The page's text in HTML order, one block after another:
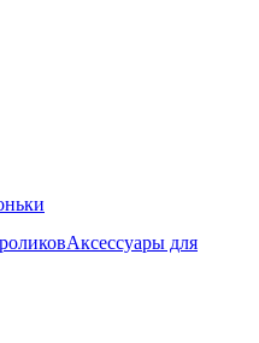
Аксессуары для